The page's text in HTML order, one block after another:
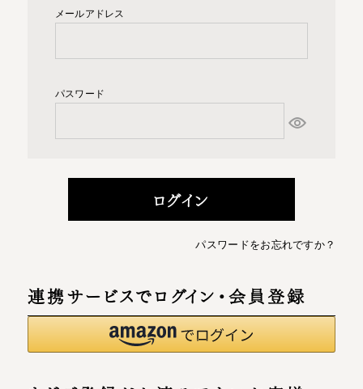
メールアドレス
パスワード
ログイン
パスワードをお忘れですか？
連携サービスでログイン・会員登録